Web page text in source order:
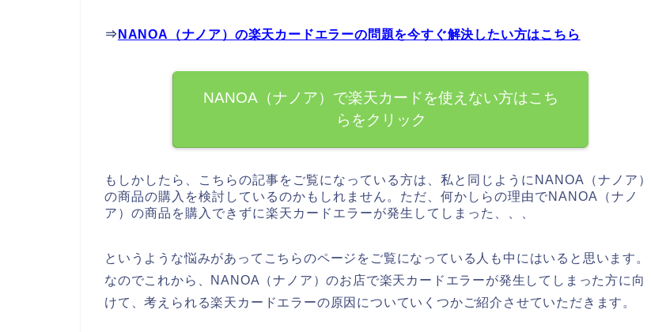
⇒ NANOA（ナノア）の楽天カードエラーの問題を今すぐ解決したい方はこちら
NANOA（ナノア）で楽天カードを使えない方はこち
らをクリック
もしかしたら、こちらの記事をご覧になっている方は、私と同じようにNANOA（ナノア）
の商品の購入を検討しているのかもしれません。ただ、何かしらの理由でNANOA（ナノ
ア）の商品を購入できずに楽天カードエラーが発生してしまった、、、
というような悩みがあってこちらのページをご覧になっている人も中にはいると思います。
なのでこれから、NANOA（ナノア）のお店で楽天カードエラーが発生してしまった方に向
けて、考えられる楽天カードエラーの原因についていくつかご紹介させていただきます。